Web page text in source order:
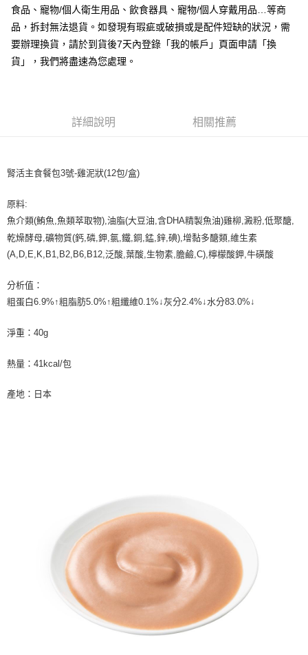
台灣樂天信用卡公司
AFTEE先享後付
相關說明
【關於「AFTEE先享後付」】
AFTEE先享後付是「在收到商品之後才付款」的支付方式。 讓您購物簡單
２．訂單成立數日內，您將收到繳費通知簡訊。
ATM／網路銀行／等多元方式進行付款，方視為交易完成。
※ 請注意：結帳手續完成當下不需立刻繳費，但若您需要取消訂單，請聯絡
購買商品的店家。未經商家同意取消之訂單仍視為有效，需透過AFTEE先享
後付繳納相關費用。
※ 交易是否成功請以「AFTEE先享後付 」之結帳頁面顯示為準，若有關於
是否繳費成功／繳費後需取消欲退款等相關疑問，請聯繫「AFTEE先享後付
【注意事項】
權轉讓予恩沛科技股份有限公司。
https://aftee.tw/terms/#terms3
任。
ATM付款
每筆NT$60，滿NT$999(含以上)免運費
7-11取貨付款
每筆NT$70，滿NT$1,111(含以上)免運費
付款後7-11取貨
宅配
食品、寵物/個人衛生用品、飲食器具、寵物/個人穿戴用品…等商
品，拆封無法退貨。如發現有瑕疵或破損或是配件短缺的狀況，需
要辦理換貨，請於到貨後7天內登錄「我的帳戶」頁面申請「換
貨」，我們將盡速為您處理。
詳細說明 相關推薦
腎活主食餐包3號-雞泥狀(12包/盒)
原料:
魚介類(鮪魚 魚類萃取物), 油脂(大豆油 含DHA精製魚油)雞柳 澱粉 低聚醣
乾燥酵母 礦物質(鈣 磷 鉀 氯 鐵 銅 錳 鋅 碘), 增黏多醣類 維生素
(A,D,E,K,B1,B2,B6,B12, 泛酸 葉酸 生物素 膽鹼 ,C), 檸檬酸鉀 牛磺酸
分析值：
粗蛋白6.9%↑粗脂肪5.0%↑粗纖維0.1%↓灰分2.4%↓水分83.0%↓
淨重：40g
熱量：41kcal/包
產地：日本